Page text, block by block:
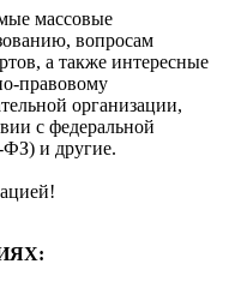
массовые
вопросам
а также интересные
правовому
организации,
с федеральной
и другие.